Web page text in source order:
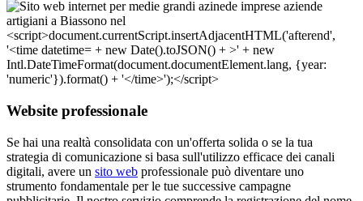
Website professionale
Se hai una realtà consolidata con un'offerta solida o se la tua
strategia di comunicazione si basa sull'utilizzo efficace dei canali
digitali, avere un sito web professionale può diventare uno
strumento fondamentale per le tue successive campagne